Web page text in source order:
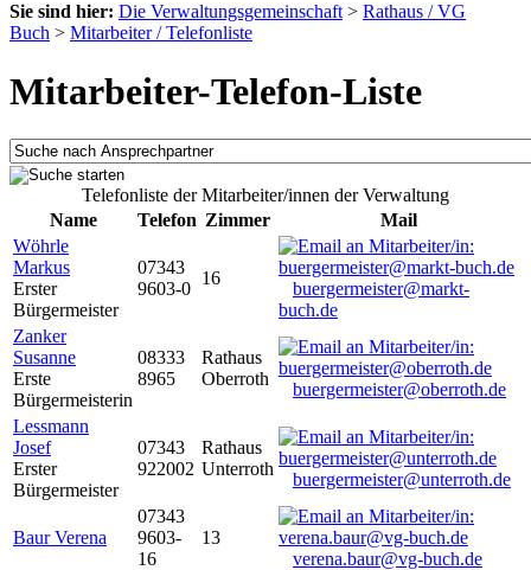
Sie sind hier: Die Verwaltungsgemeinschaft > Rathaus / VG
Buch > Mitarbeiter / Telefonliste
Mitarbeiter-Telefon-Liste
Telefonliste der Mitarbeiter/innen der Verwaltung
Name
Telefon Zimmer
Mail
Wöhrle
Markus
Erster
Bürgermeister
07343
9603-0
16
buergermeister@markt-
buch.de
Zanker
Susanne
Erste
Bürgermeisterin
08333
8965
Rathaus
Oberroth
buergermeister@oberroth.de
Lessmann
Josef
Erster
Bürgermeister
07343
922002
Rathaus
Unterroth
buergermeister@unterroth.de
Baur Verena
07343
9603-
16
13
verena.baur@vg-buch.de